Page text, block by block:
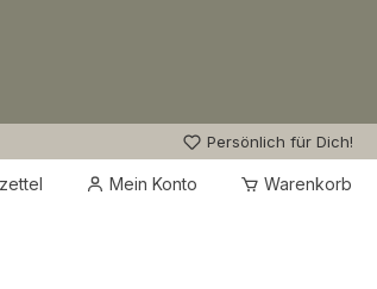
Persönlich für Dich!
Du hast 0 Produkte auf dem Merkzettel
Mein Konto Warenkorb